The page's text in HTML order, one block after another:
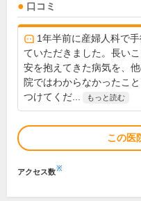
口コミ
1年半前に産婦人科で手
ていただきました。長い
安を抱えてきた病気を、
院ではわからなかったこ
つけてくだ...
もっと読む
この医
アクセス数※